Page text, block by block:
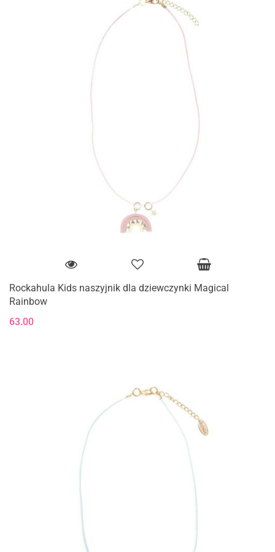
Rockahula Kids naszyjnik dla dziewczynki Magical
Rainbow
63.00